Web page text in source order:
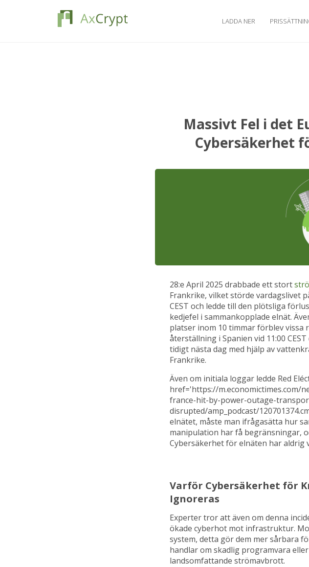
LADDA NER
Massivt Fel i det
Cybersäkerhet
28:e April 2025 drabbade ett stort
Frankrike, vilket störde vardagslivet
CEST och ledde till den plötsliga
kedjefel i sammankopplade elnät.
platser inom 10 timmar förblev
återställning i Spanien vid 11:00
tidigt nästa dag med hjälp av
Frankrike.
Även om initiala loggar ledde Red
href='https://
france-hit-by-power-outage-
disrupted/amp_podcast/
elnätet, måste man ifrågasätta hur
manipulation har få begränsningar,
Cybersäkerhet för elnäten har aldrig
Varför Cybersäkerhet för
Ignoreras
Experter tror att även om denna
ökade cyberhot mot infrastruktur.
system, detta gör dem mer sårbara
handlar om skadlig programvara
landsomfattande strömavbrott.